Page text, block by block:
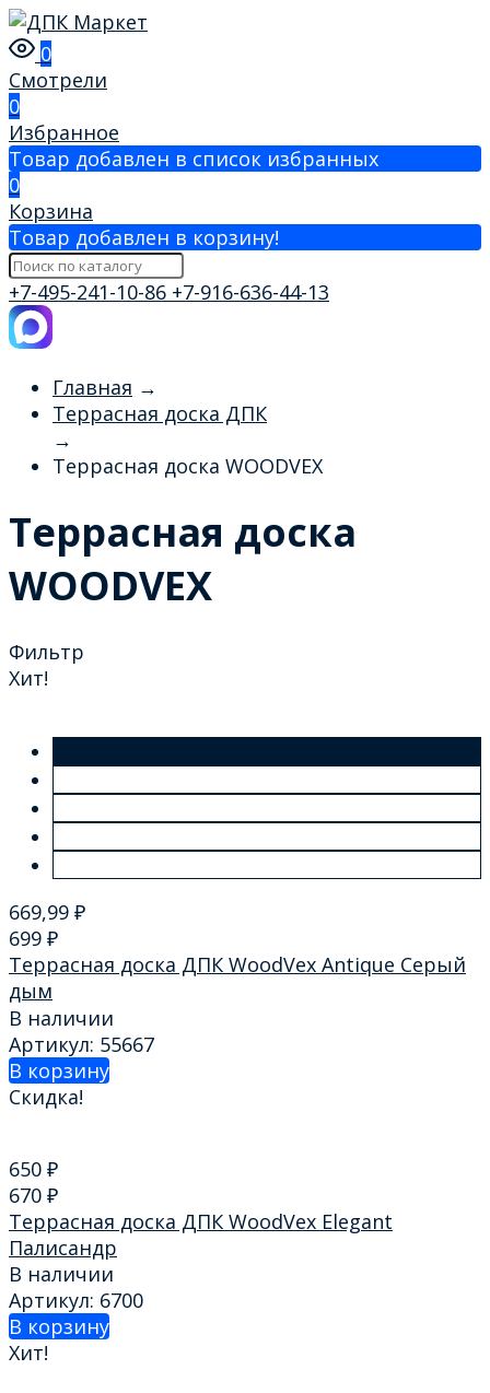
0
Смотрели
0
Избранное
Товар добавлен в список избранных
0
Корзина
Товар добавлен в корзину!
+7-495-241-10-86 +7-916-636-44-13
Главная →
Террасная доска ДПК
→
Террасная доска WOODVEX
Террасная доска
WOODVEX
Фильтр
Хит!
669,99 ₽
699 ₽
Террасная доска ДПК WoodVex Аntique Серый
дым
В наличии
Артикул: 55667
В корзину
Скидка!
650 ₽
670 ₽
Террасная доска ДПК WoodVex Elegant
Палисандр
В наличии
Артикул: 6700
В корзину
Хит!